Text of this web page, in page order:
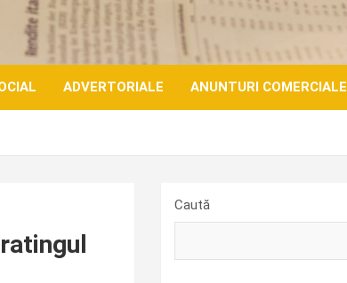
ADVERTORIALE ANUNTURI COMERCIALE
Caută